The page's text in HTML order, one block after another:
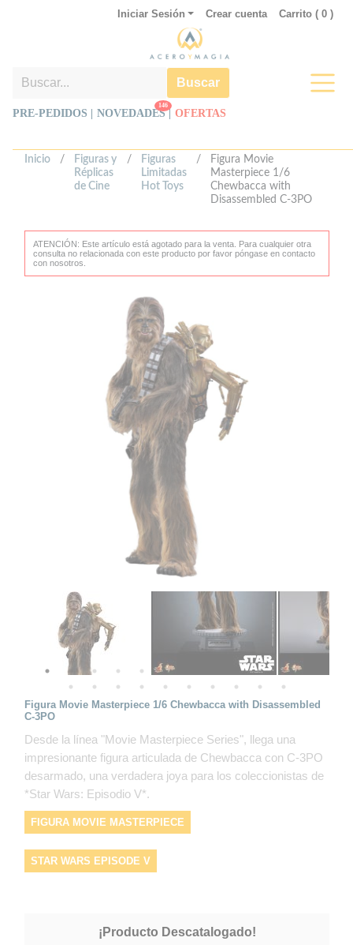
Carrito ( 0 )
Crear cuenta
Iniciar Sesión
Buscar
PRE-PEDIDOS | NOVEDADES
146
| OFERTAS
Inicio /
Figuras y
Réplicas
de Cine
/
Figuras
Limitadas
Hot Toys
/
Figura Movie
Masterpiece 1/6
Chewbacca with
Disassembled C-3PO
ATENCIÓN: Este artículo está agotado para la venta. Para cualquier otra
consulta no relacionada con este producto por favor póngase en contacto
con nosotros.
Figura Movie Masterpiece 1/6 Chewbacca with Disassembled
C-3PO
Desde la línea "Movie Masterpiece Series", llega una
impresionante figura articulada de Chewbacca con C-3PO
desarmado, una verdadera joya para los coleccionistas de
*Star Wars: Episodio V*.
FIGURA MOVIE MASTERPIECE
STAR WARS EPISODE V
FIGURA MOVIE MASTERPIECE 1/6 CHEWBACCA WITH
¡Producto Descatalogado!